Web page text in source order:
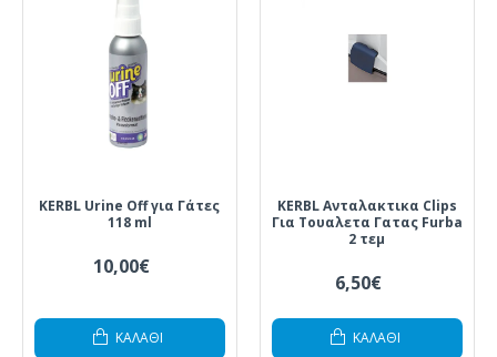
KERBL Urine Off για Γάτες
118 ml
10,00€
ΚΑΛΆΘΙ
KERBL Ανταλακτικα Clips
Για Τουαλετα Γατας Furba
2 τεμ
6,50€
ΚΑΛΆΘΙ